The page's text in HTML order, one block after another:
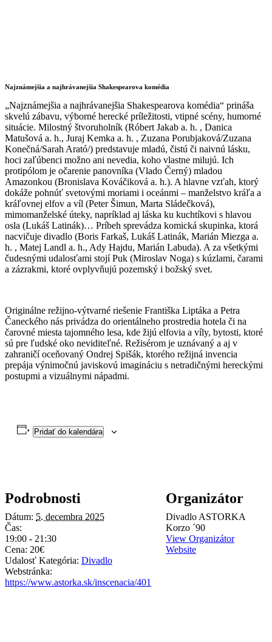
Najznámejšia a najhrávanejšia Shakespearova komédia
„Najznámejšia a najhrávanejšia Shakespearova komédia“ prináša
skvelú zábavu, výborné herecké príležitosti, vtipné scény, humorné
situácie. Milostný štvoruholník (Róbert Jakab a. h. , Danica
Matušová a. h., Juraj Kemka a. h. , Zuzana Porubjaková/Zuzana
Konečná/Sarah Arató/) predstavuje mladú, čistú či naivnú lásku,
hoci zaľúbenci možno ani nevedia, koho vlastne milujú. Ich
protipólom je očarenie panovníka (Vlado Černý) mladou
Amazonkou (Bronislava Kováčiková a. h.). A hlavne vzťah, ktorý
dokáže pohnúť svetovými moriami i oceánmi – manželstvo kráľa a
kráľovnej elfov a víl (Peter Šimun, Marta Sládečková),
mimomanželské úteky, napríklad aj láska ku kuchtíkovi s hlavou
osla (Lukáš Latinák)… Príbeh sprevádza komická skupinka, ktorá
nacvičuje divadlo (Boris Farkaš, Lukáš Latinák, Marián Miezga a.
h. , Matej Landl a. h., Ady Hajdu, Marián Labuda). A za všetkými
čudesnými udalosťami stojí Puk (Miroslav Noga) s kúzlami, čarami
a zázrakmi, ktoré ovplyvňujú pozemský i božský svet.
Originálne režijno-výtvarné riešenie Františka Liptáka a Petra
Čaneckého nás privádza do orientálneho prostredia hotela či na
čarovné miesta tajomného lesa, kde žijú elfovia a víly, bytosti, ktoré
sú pre ľudské oko neviditeľné. Režisérom je uznávaný a aj v
zahraničí oceňovaný Ondrej Spišák, ktorého režijná invencia
prepája výnimočnú javiskovú imagináciu s netradičnými hereckými
postupmi a vizuálnymi nápadmi.
Pridať do kalendára
Podrobnosti
Dátum: 5. decembra 2025
Čas:
19:00 - 21:30
Cena: 20€
Udalosť Kategória: Divadlo
Webstránka:
https://www.astorka.sk/inscenacia/401
Organizátor
Divadlo ASTORKA
Korzo ´90
View Organizátor
Website